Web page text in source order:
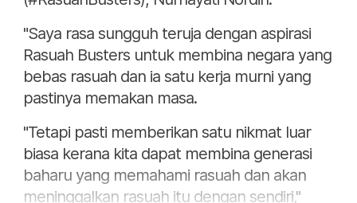
"Saya rasa sungguh teruja dengan aspirasi
Rasuah Busters untuk membina negara yang
bebas rasuah dan ia satu kerja murni yang
pastinya memakan masa.
"Tetapi pasti memberikan satu nikmat luar
biasa kerana kita dapat membina generasi
baharu yang memahami rasuah dan akan
meninggalkan rasuah itu dengan sendiri,"